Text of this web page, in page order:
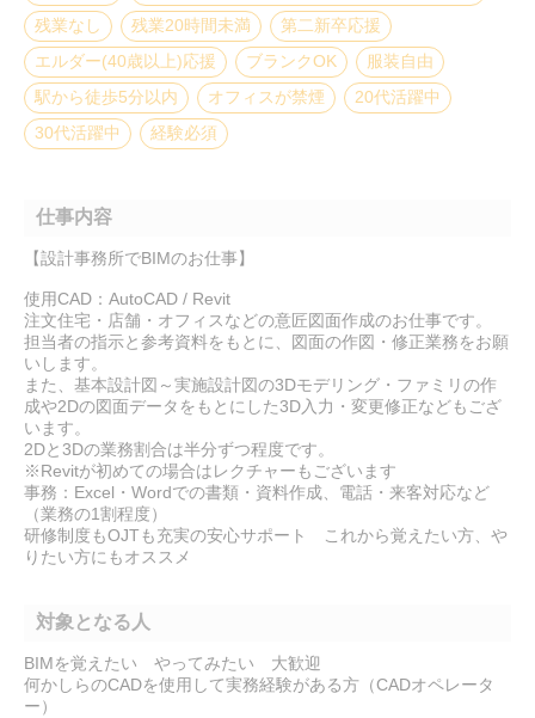
残業なし
残業20時間未満
第二新卒応援
エルダー(40歳以上)応援
ブランクOK
服装自由
駅から徒歩5分以内
オフィスが禁煙
20代活躍中
30代活躍中
経験必須
仕事内容
【設計事務所でBIMのお仕事】
使用CAD：AutoCAD / Revit
注文住宅・店舗・オフィスなどの意匠図面作成のお仕事です。
担当者の指示と参考資料をもとに、図面の作図・修正業務をお願
いします。
また、基本設計図～実施設計図の3Dモデリング・ファミリの作
成や2Dの図面データをもとにした3D入力・変更修正などもござ
います。
2Dと3Dの業務割合は半分ずつ程度です。
※Revitが初めての場合はレクチャーもございます
事務：Excel・Wordでの書類・資料作成、電話・来客対応など
（業務の1割程度）
研修制度もOJTも充実の安心サポート これから覚えたい方、や
りたい方にもオススメ
対象となる人
BIMを覚えたい やってみたい 大歓迎
何かしらのCADを使用して実務経験がある方（CADオペレータ
ー）